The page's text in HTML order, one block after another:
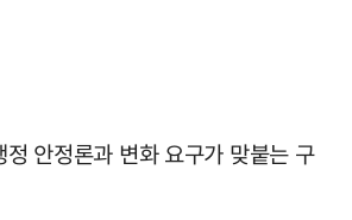
안정론과 변화 요구가 맞붙는 구